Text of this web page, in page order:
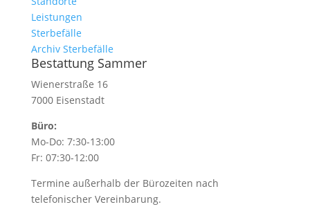
Leistungen
Sterbefälle
Archiv Sterbefälle
Bestattung Sammer
Wienerstraße 16
7000 Eisenstadt
Büro:
Mo-Do: 7:30-13:00
Fr: 07:30-12:00
Termine außerhalb der Bürozeiten nach
telefonischer Vereinbarung.